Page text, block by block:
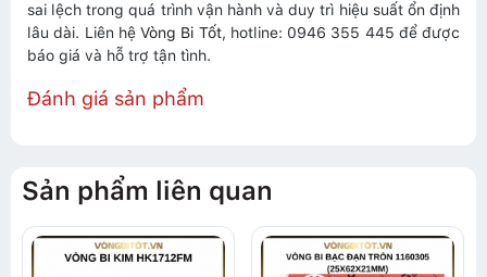
sai lệch trong quá trình vận hành và duy trì hiệu suất ổn định
lâu dài. Liên hệ Vòng Bi Tốt, hotline: 0946 355 445 để được
báo giá và hỗ trợ tận tình.
Đánh giá sản phẩm
Sản phẩm liên quan